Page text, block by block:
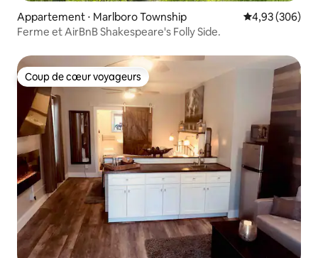
Appartement ⋅ Marlboro Township Évaluation
4,93 (306)
Ferme et AirBnB Shakespeare's Folly Side.
Coup de cœur voyageurs
Coup de cœur voyageurs